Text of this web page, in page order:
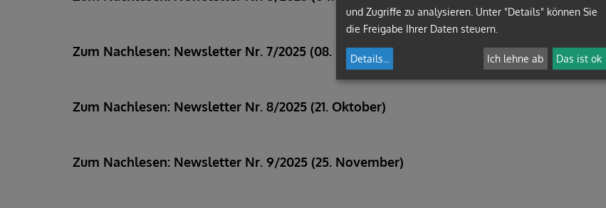
Zum Nachlesen: Newsletter Nr. 7/2025 (08. Oktober)
Zum Nachlesen: Newsletter Nr. 8/2025 (21. Oktober)
Zum Nachlesen: Newsletter Nr. 9/2025 (25. November)
und Zugriffe zu analysieren. Unter "Details" können Sie
die Freigabe Ihrer Daten steuern.
Details Ich lehne ab Das ist ok